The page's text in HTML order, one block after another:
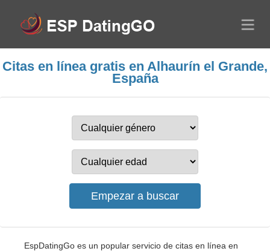
Citas en línea gratis en Alhaurín el Grande,
España
EspDatingGo es un popular servicio de citas en línea en